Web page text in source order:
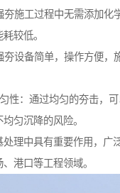
夯施工过程中无需添加化
较低。
夯设备简单，操作方便，
性：通过均匀的夯击，
匀沉降的风险。
处理中具有重要作用，广
港口等工程领域。